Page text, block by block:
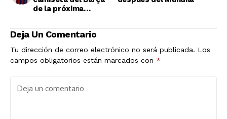
de la próxima
Deja Un Comentario
Tu dirección de correo electrónico no será publicada. Los
campos obligatorios están marcados con *